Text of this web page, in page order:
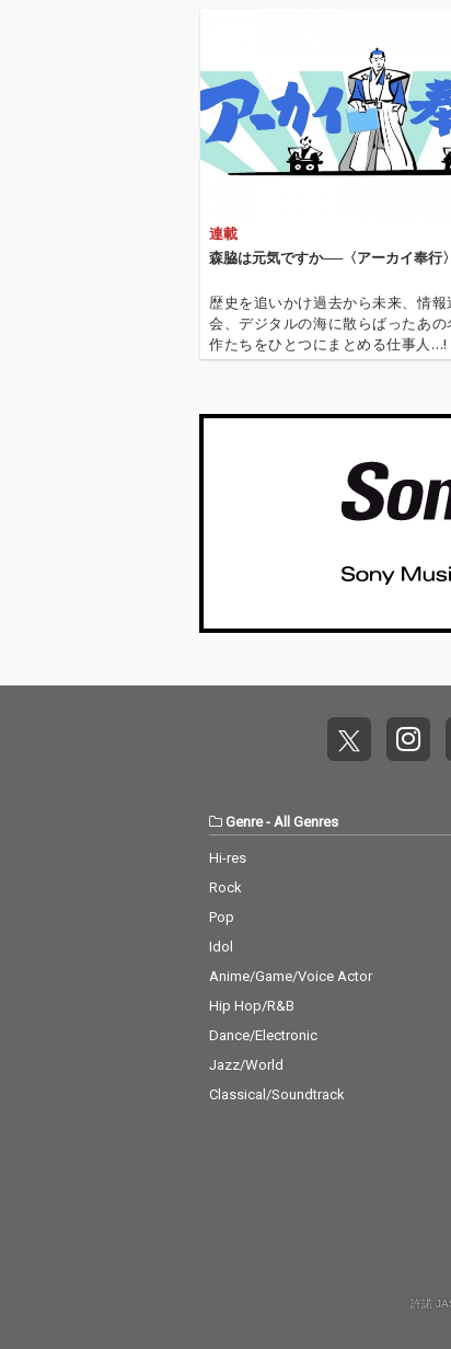
連載
森脇は元気ですか──〈アーカイ奉行
歴史を追いかけ過去から未来、情報
会、デジタルの海に散らばったあの
作たちをひとつにまとめる仕事人…!
行〉が今日もデジタルの乱世を治め
Genre- All Genres
Hi-res
Rock
Pop
Idol
Anime/Game/Voice Actor
Hip Hop/R&B
Dance/Electronic
Jazz/World
Classical/Soundtrack
許諾